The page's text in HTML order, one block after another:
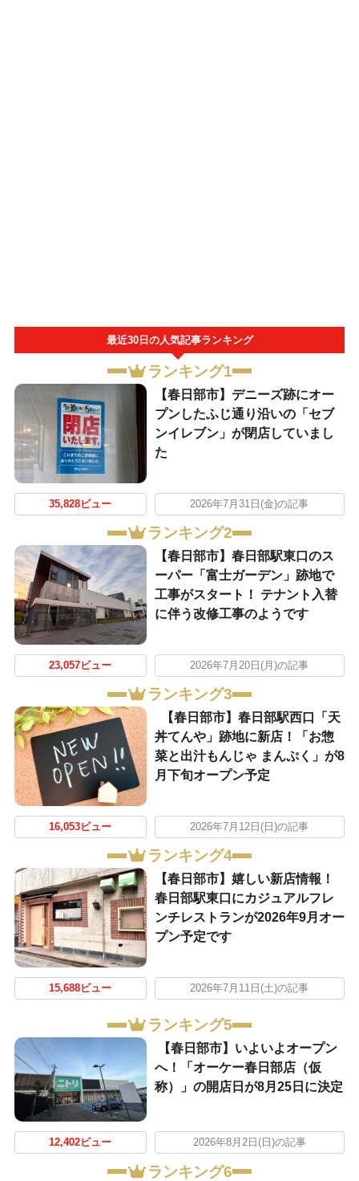
最近30日の人気記事ランキング
ランキング1
【春日部市】デニーズ跡にオー
プンしたふじ通り沿いの「セブ
ンイレブン」が閉店していまし
た
35,828ビュー 2026年7月31日(金)の記事
ランキング2
【春日部市】春日部駅東口のス
ーパー「富士ガーデン」跡地で
工事がスタート！ テナント入替
に伴う改修工事のようです
23,057ビュー 2026年7月20日(月)の記事
ランキング3
【春日部市】春日部駅西口「天
丼てんや」跡地に新店！「お惣
菜と出汁もんじゃ まんぷく」が8
月下旬オープン予定
16,053ビュー 2026年7月12日(日)の記事
ランキング4
【春日部市】嬉しい新店情報！
春日部駅東口にカジュアルフレ
ンチレストランが2026年9月オー
プン予定です
15,688ビュー 2026年7月11日(土)の記事
ランキング5
【春日部市】いよいよオープン
へ！「オーケー春日部店（仮
称）」の開店日が8月25日に決定
12,402ビュー 2026年8月2日(日)の記事
ランキング6